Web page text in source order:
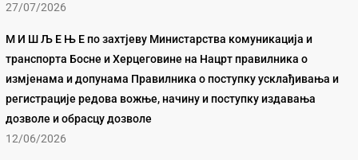
27/07/2026
М И Ш Љ Е Њ Е по захтјеву Министарства комуникација и
транспорта Босне и Херцеговине на Нацрт правилника о
измјенама и допунама Правилника о поступку усклађивања и
регистрације редова вожње, начину и поступку издавања
дозволе и обрасцу дозволе
12/06/2026